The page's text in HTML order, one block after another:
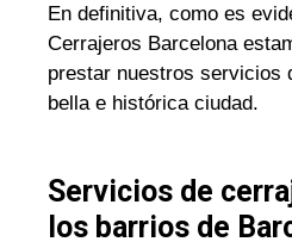
En definitiva, como es
Cerrajeros Barcelona
prestar nuestros servicios
bella e histórica ciudad.
Servicios de
los barrios de